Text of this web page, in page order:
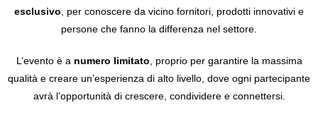
esclusivo , per conoscere da vicino fornitori, prodotti innovativi e
persone che fanno la differenza nel settore.
L’evento è a numero limitato , proprio per garantire la massima
qualità e creare un’esperienza di alto livello, dove ogni partecipante
avrà l’opportunità di crescere, condividere e connettersi.